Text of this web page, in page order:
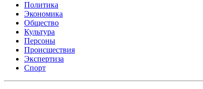
Политика
Экономика
Общество
Культура
Персоны
Происшествия
Экспертиза
Спорт